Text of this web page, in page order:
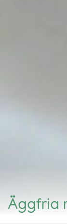
Äggfria